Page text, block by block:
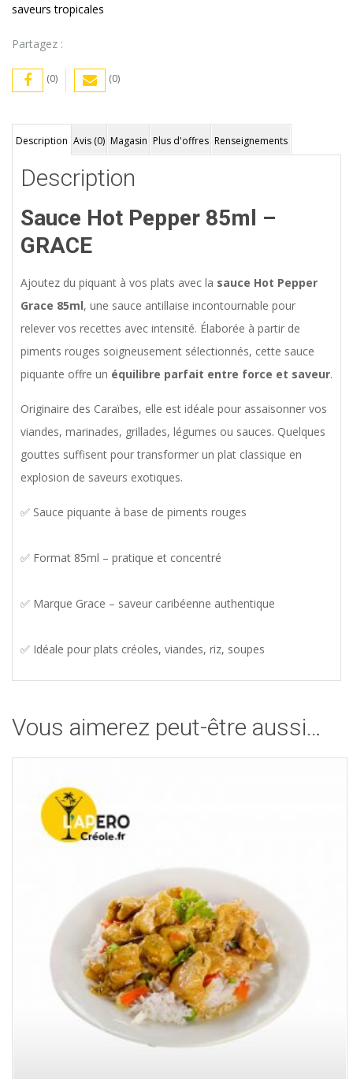
saveurs tropicales
Partagez :
(0) (0)
Description Avis (0) Magasin Plus d'offres Renseignements
Description
Sauce Hot Pepper 85ml –
GRACE
Ajoutez du piquant à vos plats avec la sauce Hot Pepper
Grace 85ml, une sauce antillaise incontournable pour
relever vos recettes avec intensité. Élaborée à partir de
piments rouges soigneusement sélectionnés, cette sauce
piquante offre un équilibre parfait entre force et saveur.
Originaire des Caraïbes, elle est idéale pour assaisonner vos
viandes, marinades, grillades, légumes ou sauces. Quelques
gouttes suffisent pour transformer un plat classique en
explosion de saveurs exotiques.
✅ Sauce piquante à base de piments rouges
✅ Format 85ml – pratique et concentré
✅ Marque Grace – saveur caribéenne authentique
✅ Idéale pour plats créoles, viandes, riz, soupes
Vous aimerez peut-être aussi…